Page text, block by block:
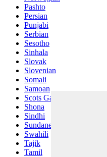
Pashto
Persian
Punjabi
Serbian
Sesotho
Sinhala
Slovak
Slovenian
Somali
Samoan
Scots Gaelic
Shona
Sindhi
Sundanese
Swahili
Tajik
Tamil